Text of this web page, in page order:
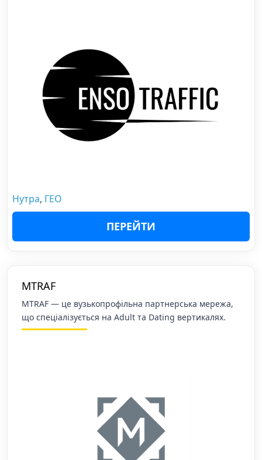
Нутра, ГЕО
ПЕРЕЙТИ
MTRAF
MTRAF — це вузькопрофільна партнерська мережа,
що спеціалізується на Adult та Dating вертикалях.